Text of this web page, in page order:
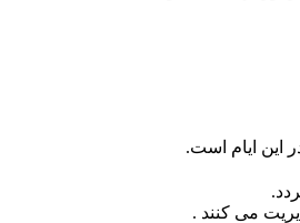
می کنند .